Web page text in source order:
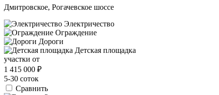
Дмитровское, Рогачевское шоссе
Электричество
Ограждение
Дороги
Детская площадка
участки от
1 415 000 ₽
5-30 соток
Сравнить